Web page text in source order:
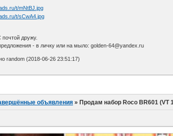
дружу.
- в личку или на мыло: golden-64@yandex.ru
random (2018-06-26 23:51:17)
объявления » Продам набор Roco BR601 (VT